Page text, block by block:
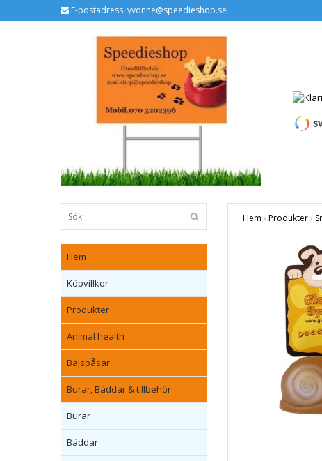
E-postadress: yvonne@speedieshop.se
Hem
Köpvillkor
Produkter
Animal health
Bajspåsar
Burar, Bäddar & tillbehör
Burar
Bäddar
Hem › Produkter›